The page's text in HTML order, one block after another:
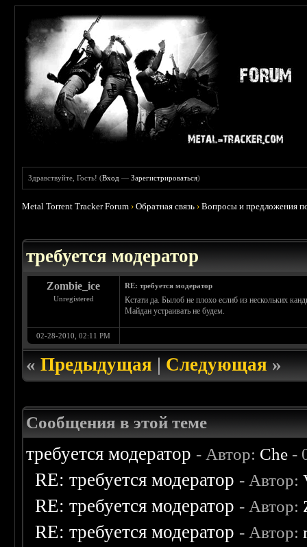
Здравствуйте, Гость! (Вход —Зарегистрироваться)
Metal Torrent Tracker Forum ›Обратная связь ›Вопросы и предложения
требуется модератор
Zombie_ice
Unregistered
RE: требуется модератор
Кстати да. Былоб не плохо еслиб из нескольких
Майдан устраивать не будем.
02-28-2010, 02:11 PM
«Предыдущая|Следующая»
Сообщения в этой теме
требуется модератор - Автор: Che -
RE: требуется модератор - Автор:
RE: требуется модератор - Автор:
RE: требуется модератор - Автор: